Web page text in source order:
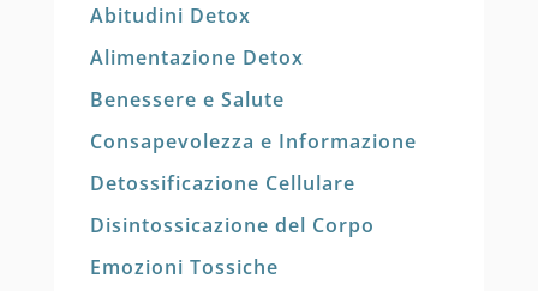
Abitudini Detox
Alimentazione Detox
Benessere e Salute
Consapevolezza e Informazione
Detossificazione Cellulare
Disintossicazione del Corpo
Emozioni Tossiche